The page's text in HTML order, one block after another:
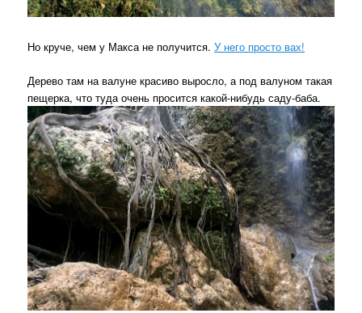
Но круче, чем у Макса не получится.У него просто вах!
Дерево там на валуне красиво выросло, а под валуном такая
пещерка, что туда очень просится какой-нибудь саду-баба.